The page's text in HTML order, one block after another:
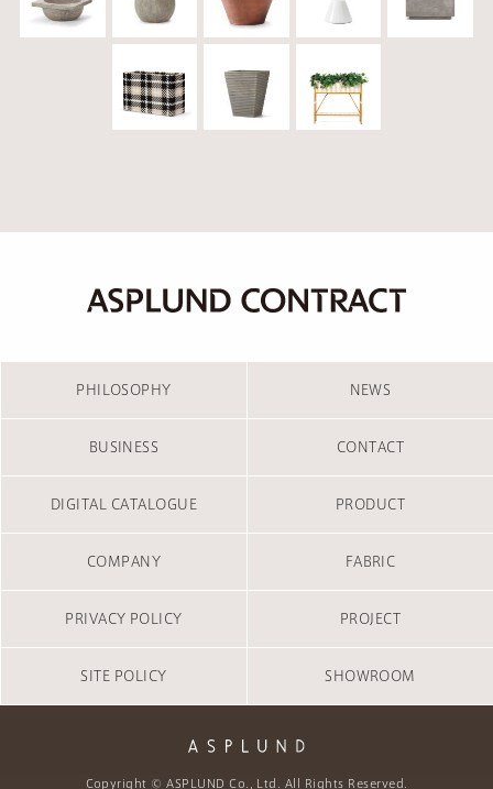
PHILOSOPHY NEWS
BUSINESS CONTACT
DIGITAL CATALOGUE PRODUCT
COMPANY FABRIC
PRIVACY POLICY PROJECT
SITE POLICY SHOWROOM
Copyright © ASPLUND Co., Ltd. All Rights Reserved.